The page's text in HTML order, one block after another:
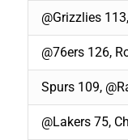
@Grizzlies
@76ers 126,
Spurs 109,
@Lakers 75,